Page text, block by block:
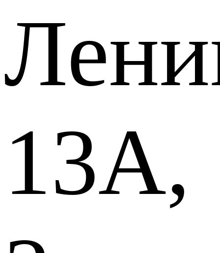
13А,